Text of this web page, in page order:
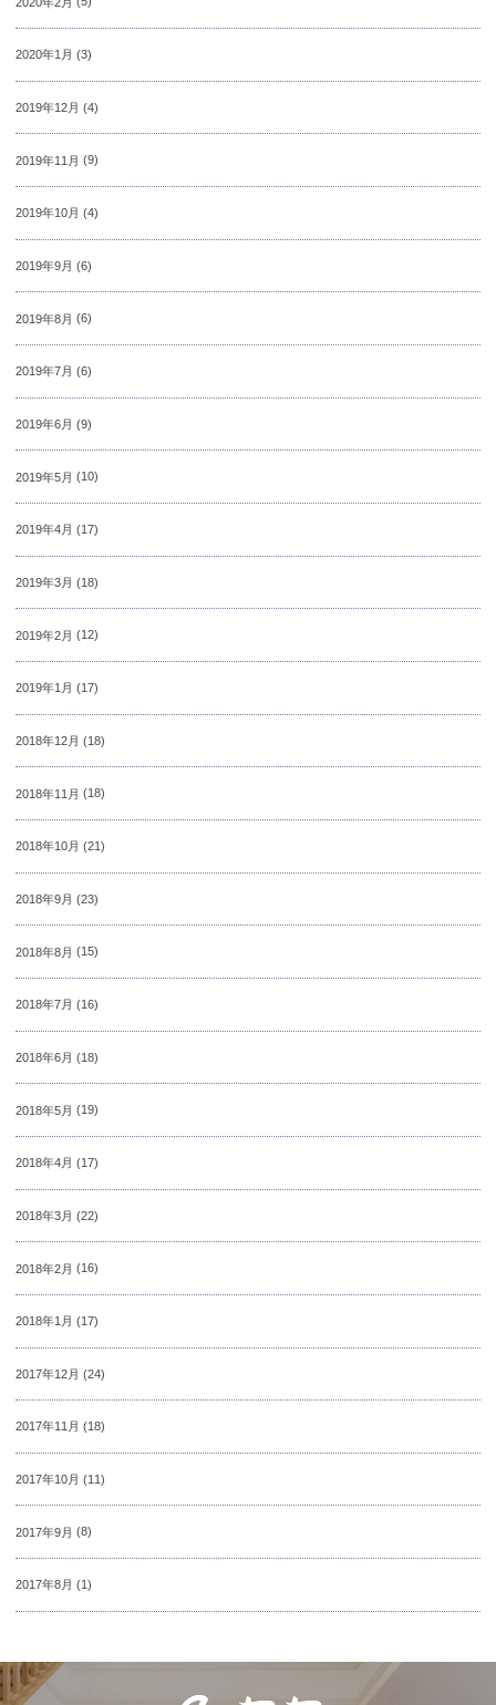
2020年1月 (3)
2019年12月 (4)
2019年11月 (9)
2019年10月 (4)
2019年9月 (6)
2019年8月 (6)
2019年7月 (6)
2019年6月 (9)
2019年5月 (10)
2019年4月 (17)
2019年3月 (18)
2019年2月 (12)
2019年1月 (17)
2018年12月 (18)
2018年11月 (18)
2018年10月 (21)
2018年9月 (23)
2018年8月 (15)
2018年7月 (16)
2018年6月 (18)
2018年5月 (19)
2018年4月 (17)
2018年3月 (22)
2018年2月 (16)
2018年1月 (17)
2017年12月 (24)
2017年11月 (18)
2017年10月 (11)
2017年9月 (8)
2017年8月 (1)